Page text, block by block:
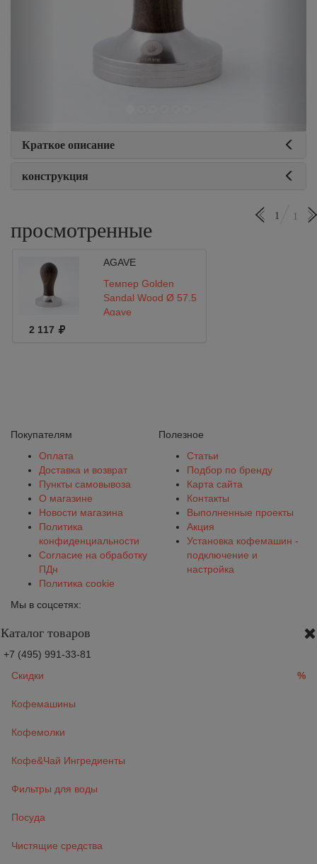
Краткое описание
конструкция
просмотренные
1 1
AGAVE
Темпер Golden
Sandal Wood Ø 57.5
Agave
2 117
Покупателям
Оплата
Доставка и возврат
Пункты самовывоза
О магазине
Новости магазина
Политика
конфиденциальности
Согласие на обработку
ПДн
Политика cookie
Полезное
Статьи
Подбор по бренду
Карта сайта
Контакты
Выполненные проекты
Акция
Установка кофемашин -
подключение и
настройка
Мы в соцсетях:
Каталог товаров
+7 (495) 991-33-81
Скидки
%
Кофемашины
Кофемолки
Кофе&Чай Ингредиенты
Фильтры для воды
Посуда
Чистящие средства